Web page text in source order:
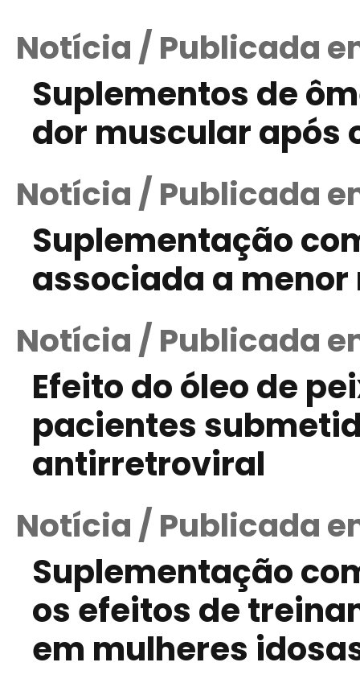
Notícia / Publicada
Suplementos de
dor muscular após
Notícia / Publicada
Suplementação
associada a
Notícia / Publicada
Efeito do óleo de
pacientes
antirretroviral
Notícia / Publicada
Suplementação
os efeitos de
em mulheres